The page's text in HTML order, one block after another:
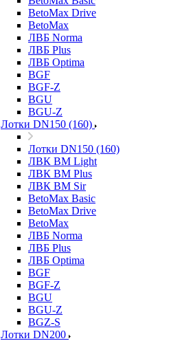
BetoMax Drive
BetoMax
ЛВБ Norma
ЛВБ Plus
ЛВБ Optima
BGF
BGF-Z
BGU
BGU-Z
Лотки DN150 (160)
Лотки DN150 (160)
ЛВК ВМ Light
ЛВК ВМ Plus
ЛВК ВМ Sir
BetoMax Basic
BetoMax Drive
BetoMax
ЛВБ Norma
ЛВБ Plus
ЛВБ Optima
BGF
BGF-Z
BGU
BGU-Z
BGZ-S
Лотки DN200